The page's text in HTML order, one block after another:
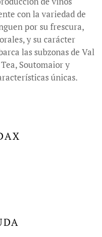
con la variedad de
por su frescura,
y su carácter
las subzonas de Val
Soutomaior y
únicas.